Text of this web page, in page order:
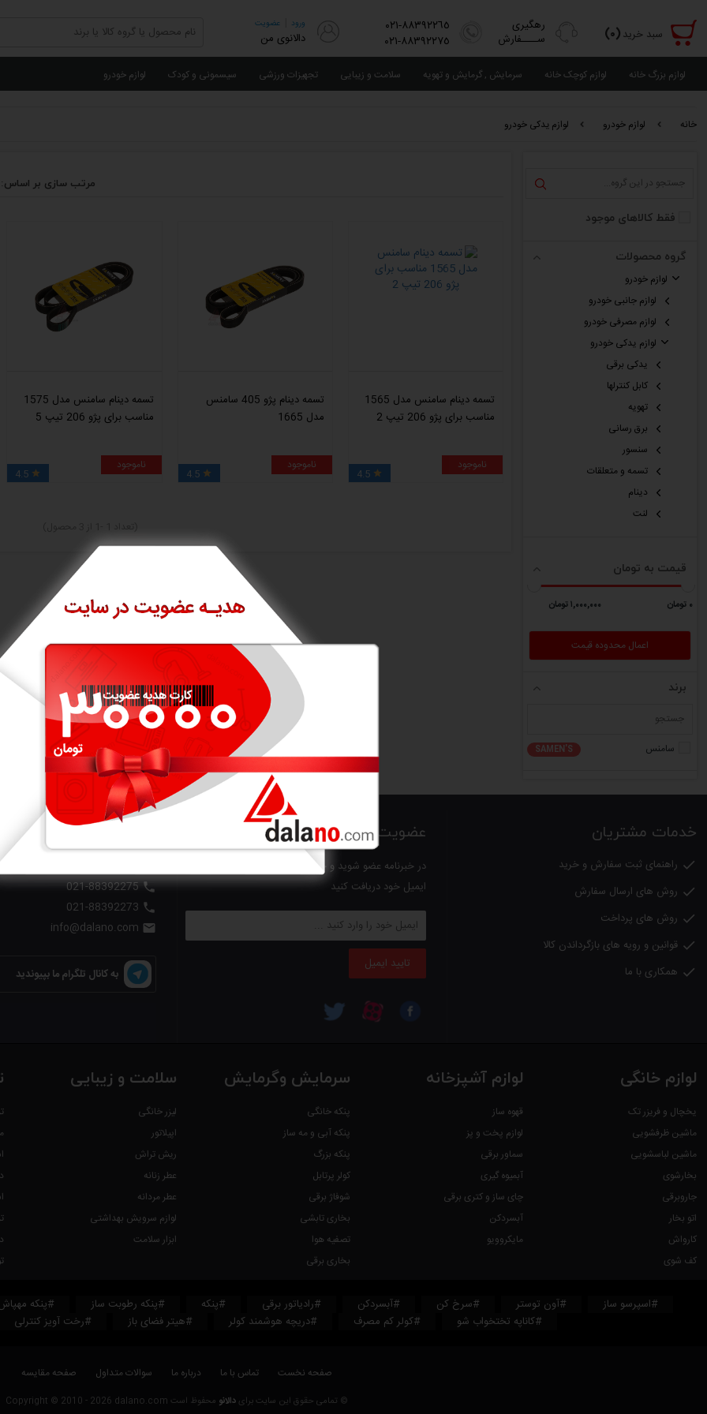
سبد خرید(٠)
رهگیری
ســــفارش
٨٨٣٩٢٢٦٥-٠٢١
٨٨٣٩٢٢٧٥-٠٢١
ورود عضویت
دالانوی من
لوازم بزرگ خانه لوازم کوچک خانه سرمایش , گرمایش و تهویه سلامت و زیبایی تجهیزات ورزشی سیسمونی و کودک لوازم خودرو
خانه لوازم خودرو لوازم یدکی خودرو
فقط کالاهای موجود
گروه محصولات
لوازم خودرو
لوازم جانبی خودرو
لوازم مصرفی خودرو
لوازم یدکی خودرو
یدکی برقی
کابل کنترلها
تهویه
برق رسانی
سنسور
تسمه و متعلقات
دینام
لنت
قیمت به تومان
٠ تومان ١,٠٠٠,٠٠٠ تومان
برند
سامنس SAMEN'S
مرتب سازی بر اساس:
تسمه دینام سامنس مدل 1565
مناسب برای پژو 206 تیپ 2
ناموجود

4.5
تسمه دینام پژو 405 سامنس
مدل 1665
ناموجود

4.5
تسمه دینام سامنس مدل 1575
مناسب برای پژو 206 تیپ 5
ناموجود

(تعداد 1 -1 از 3 محصول)
خدمات مشتریان
 راهنمای ثبت سفارش و خرید
 روش های ارسال سفارش
 روش های پرداخت
 قوانین و رویه های بازگرداندن کالا
 همکاری با ما
عضویت در خبرنامه
در خبرنامه عضو شوید و جدیدترین اخبار و تخفیفات را در
ایمیل خود دریافت کنید
تایید ایمیل
با دالانو در تماس باشید

021-88392275


به کانال تلگرام ما بپیوندید
لوازم خانگی
یخچال و فریزر تک
ماشین ظرفشویی
ماشین لباسشویی
بخارشوی
جاروبرقی
اتو بخار
کارواش
کف شوی
لوازم آشپزخانه
قهوه ساز
لوازم پخت و پز
سماور برقی
آبمیوه گیری
چای ساز و کتری برقی
آبسردکن
مایکروویو
سرمایش وگرمایش
پنکه خانگی
پنکه آبی و مه ساز
پنکه بزرگ
کولر پرتابل
شوفاژ برقی
بخاری تابشی
تصفیه هوا
بخاری برقی
سلامت و زیبایی
لیزر خانگی
اپیلاتور
ریش تراش
عطر زنانه
عطر مردانه
لوازم سرویش بهداشتی
ابزار سلامت
#اسپرسو ساز #آون توستر #سرخ کن #آبسردکن #رادیاتور برقی #پنکه #پنکه رطوبت ساز
#پنکه
#کاناپه تختخواب شو
#کولر کم مصرف #دریچه هوشمند کولر #هیتر فضای باز #رخت آویز کنترلی
صفحه نخست تماس با ما درباره ما سوالات متداول صفحه مقایسه
© تمامی حقوق این سایت برای دالانو محفوظ است Copyright © 2010 - 2026 dalano.com